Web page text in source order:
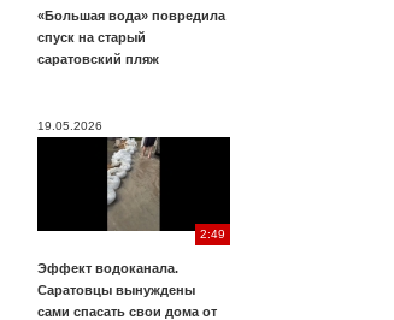
«Большая вода» повредила
спуск на старый
саратовский пляж
19.05.2026
2:49
Эффект водоканала.
Саратовцы вынуждены
сами спасать свои дома от